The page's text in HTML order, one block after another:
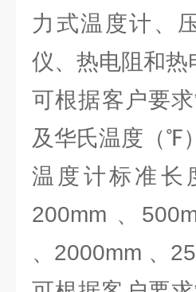
力式温度计、
仪、热电阻和
可根据客户要
及华氏温度（℉）
温度计标准长
200mm 、
、2000mm 、